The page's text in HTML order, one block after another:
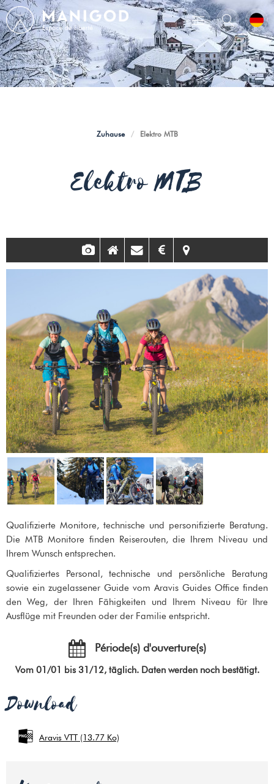
Zuhause / Elektro MTB
Elektro MTB
Qualifizierte Monitore, technische und personifizierte Beratung.
Die MTB Monitore finden Reiserouten, die Ihrem Niveau und
Ihrem Wunsch entsprechen.
Qualifiziertes Personal, technische und persönliche Beratung
sowie ein zugelassener Guide vom Aravis Guides Office finden
den Weg, der Ihren Fähigkeiten und Ihrem Niveau für Ihre
Ausflüge mit Freunden oder der Familie entspricht.
Période(s) d'ouverture(s)
Vom 01/01 bis 31/12, täglich. Daten werden noch bestätigt.
Download
Aravis VTT (13.77 Ko)